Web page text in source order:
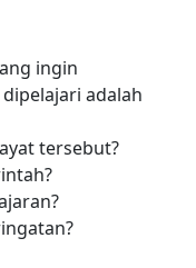
ingin
adalah
tersebut?